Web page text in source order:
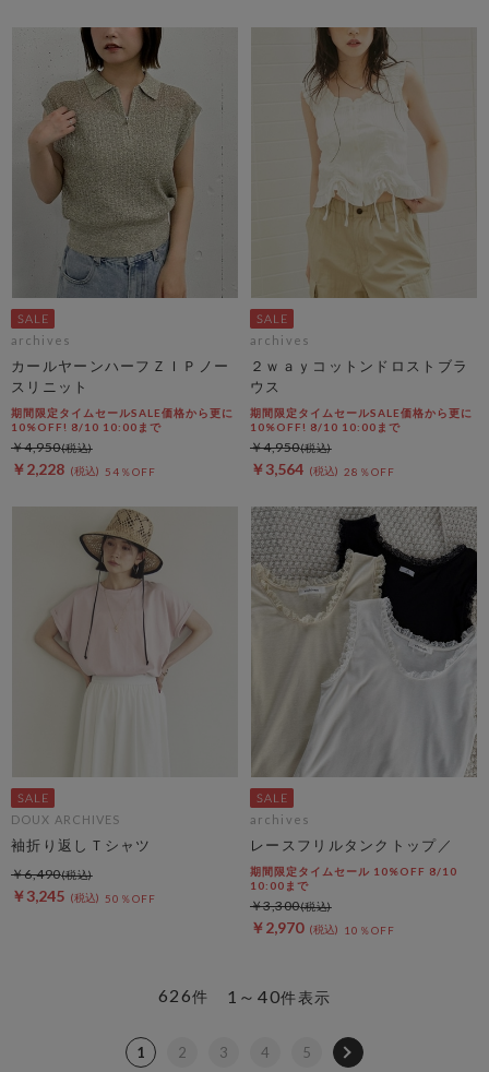
archives
カールヤーンハーフＺＩＰノー
スリニット
期間限定タイムセールSALE価格から更に
10%OFF! 8/10 10:00まで
￥2,228 54％OFF
￥4,950
archives
２ｗａｙコットンドロストブラ
ウス
期間限定タイムセールSALE価格から更に
10%OFF! 8/10 10:00まで
￥3,564 28％OFF
￥4,950
DOUX ARCHIVES
袖折り返しＴシャツ
￥3,245 50％OFF
￥6,490
archives
レースフリルタンクトップ／
期間限定タイムセール 10%OFF 8/10
10:00まで
￥2,970 10％OFF
￥3,300
1～40件表示
626件
1 2 3 4 5